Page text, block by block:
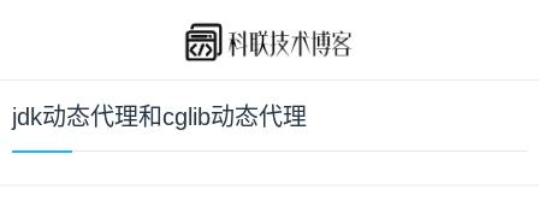
jdk动态代理和cglib动态代理